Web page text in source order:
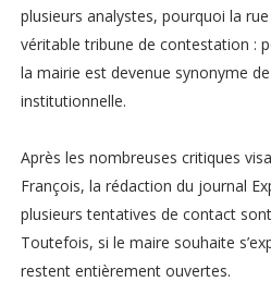
plusieurs analystes, pourquoi la
véritable tribune de contestation :
la mairie est devenue synonyme
institutionnelle.
Après les nombreuses critiques
François, la rédaction du journal
plusieurs tentatives de contact
Toutefois, si le maire souhaite
restent entièrement ouvertes.